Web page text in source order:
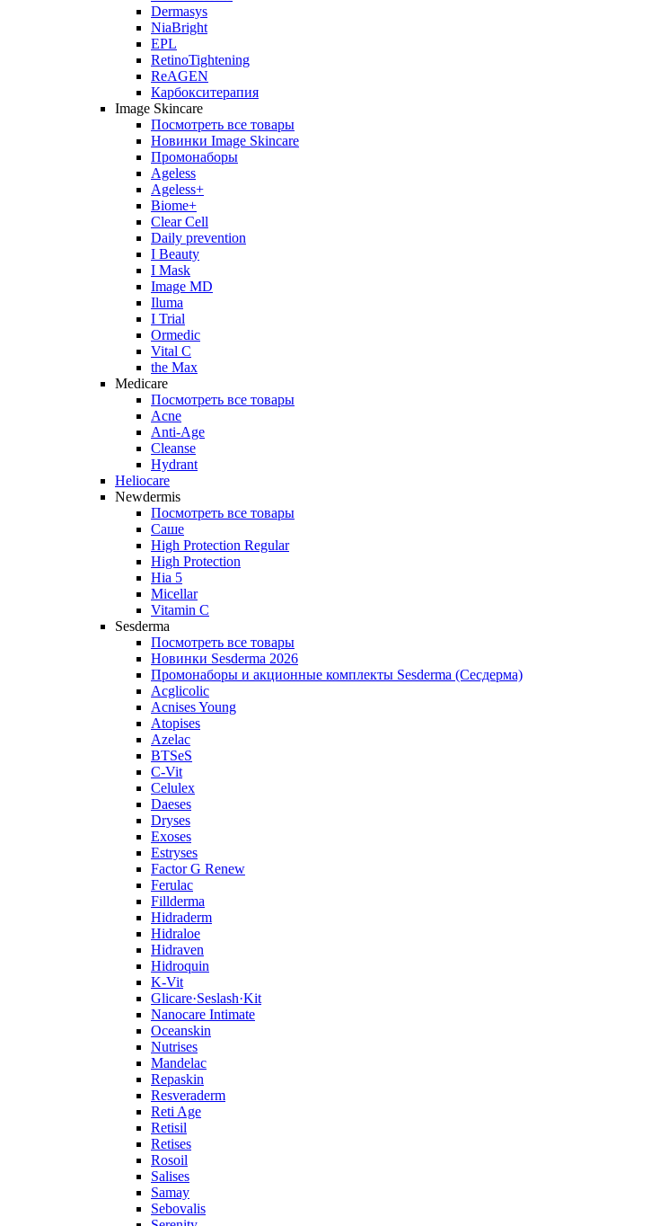
Dermasys
NiaBright
EPL
RetinoTightening
ReAGEN
Карбокситерапия
Image Skincare
Посмотреть все товары
Новинки Image Skincare
Промонаборы
Ageless
Ageless+
Biome+
Clear Cell
Daily prevention
I Beauty
I Mask
Image MD
Iluma
I Trial
Ormedic
Vital C
the Max
Medicare
Посмотреть все товары
Acne
Anti‑Age
Cleanse
Hydrant
Heliocare
Newdermis
Посмотреть все товары
Саше
High Protection Regular
High Protection
Hia 5
Micellar
Vitamin C
Sesderma
Посмотреть все товары
Новинки Sesderma 2026
Промонаборы и акционные комплекты Sesderma (Сесдерма)
Acglicolic
Acnises Young
Atopises
Azelac
BTSeS
C‑Vit
Celulex
Daeses
Dryses
Exoses
Estryses
Factor G Renew
Ferulac
Fillderma
Hidraderm
Hidraloe
Hidraven
Hidroquin
K-Vit
Glicare·Seslash·Kit
Nanocare Intimate
Oceanskin
Nutrises
Mandelac
Repaskin
Resveraderm
Reti Age
Retisil
Retises
Rosoil
Salises
Samay
Sebovalis